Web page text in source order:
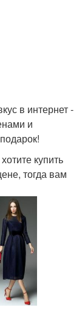
в интернет -
и
купить
тогда вам